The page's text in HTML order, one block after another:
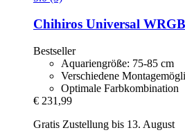
Chihiros Universal
Bestseller
Aquariengröße: 75-85 cm
Verschiedene
Optimale Farbkombination
€ 231,99
Gratis Zustellung bis 13. August